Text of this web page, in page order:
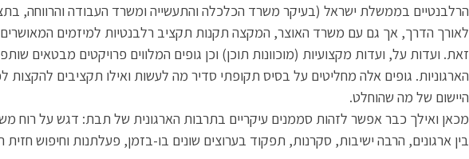
הרלבנטיים בממשלת ישראל (בעיקר משרד הכלכלה והתעשייה ומשרד העבודה והרווחה,
לאורך הדרך, אך גם עם משרד האוצר, המקצה תקנות תקציב רלבנטיות למיזמים
זאת. ועדות על, ועדות מקצועיות (מוכוונות תוכן) וכן גופים המלווים פרויקטים מבטאים
הארגוניות. גופים אלה מחליטים על בסיס תקופתי סדיר מה לעשות ואילו תקציבים להקצות
היישום של מה שהוחלט.
מכאן ואילך כבר אפשר לזהות סממנים עיקריים בתרבות הארגונית של תבת: דגש על רוח
בין ארגונים, הרבה ישיבות, סקרנות, תפקוד בערוצים שונים בו-בזמן, פעלתנות וחיפוש חזית